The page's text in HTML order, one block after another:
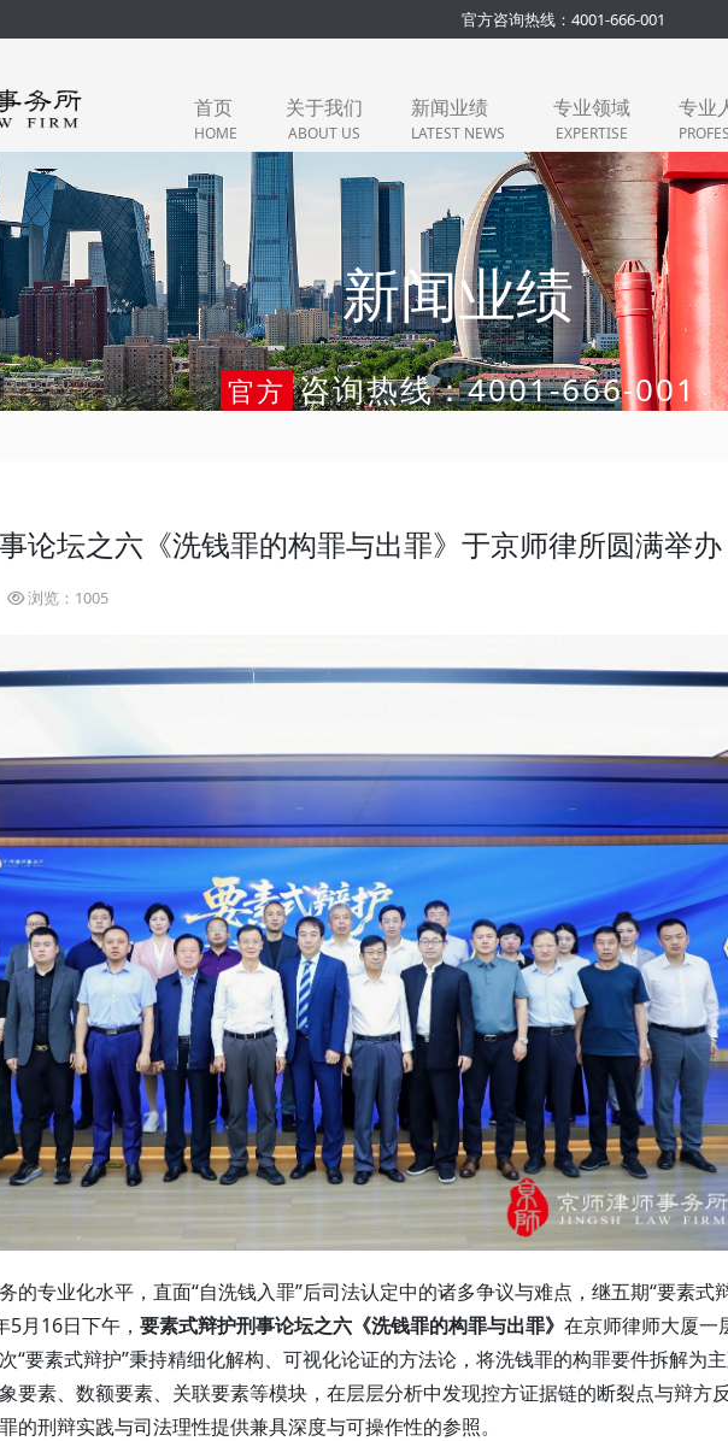
官方咨询热线：4001-666-001
首页
HOME
关于我们
ABOUT US
新闻业绩
LATEST NEWS
专业领域
EXPERTISE
专业
新闻业绩
官方 咨询热线：4001-666-001
论坛之六《洗钱罪的构罪与出罪》于京师律所圆满举办
浏览：1005
的专业化水平，直面“自洗钱入罪”后司法认定中的诸多争议与难点，继五期“要素式
5月16日下午， 要素式辩护刑事论坛之六《洗钱罪的构罪与出罪》 在京师律师大厦一
“要素式辩护”秉持精细化解构、可视化论证的方法论，将洗钱罪的构罪要件拆解为
要素、数额要素、关联要素等模块，在层层分析中发现控方证据链的断裂点与辩方
的刑辩实践与司法理性提供兼具深度与可操作性的参照。